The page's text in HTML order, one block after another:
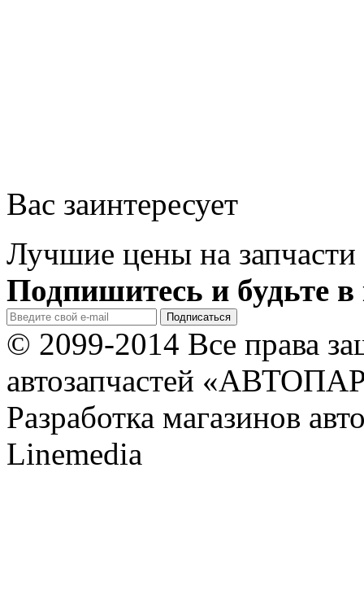
Вас заинтересует
Лучшие цены на запчасти
Подпишитесь и будьте в
© 2099-2014 Все права
автозапчастей
Разработка магазинов
Linemedia